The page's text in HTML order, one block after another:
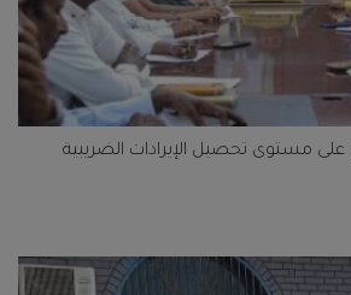
تحصيل الإيرادات الضريبية